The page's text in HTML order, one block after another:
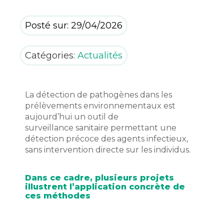
Posté sur: 29/04/2026
Catégories: Actualités
La détection de pathogènes dans les
prélèvements environnementaux est
aujourd’hui un outil de
surveillance sanitaire permettant une
détection précoce des agents infectieux,
sans intervention directe sur les individus.
Dans ce cadre, plusieurs projets
illustrent l’application concrète de
ces méthodes